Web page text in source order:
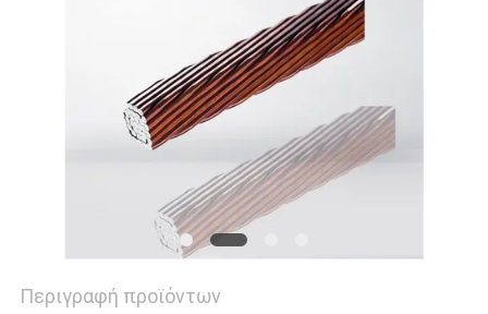
Περιγραφή προϊόντων